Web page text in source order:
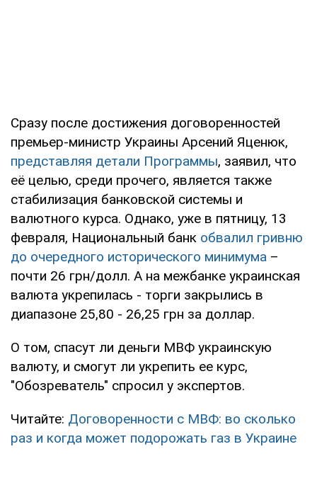
Сразу после достижения договоренностей
премьер-министр Украины Арсений Яценюк,
представляя детали Программы, заявил, что
её целью, среди прочего, является также
стабилизация банковской системы и
валютного курса. Однако, уже в пятницу, 13
февраля, Национальный банк обвалил гривню
до очередного исторического минимума –
почти 26 грн/долл. А на межбанке украинская
валюта укрепилась - торги закрылись в
диапазоне 25,80 - 26,25 грн за доллар.
О том, спасут ли деньги МВФ украинскую
валюту, и смогут ли укрепить ее курс,
"Обозреватель" спросил у экспертов.
Читайте: Договоренности с МВФ: во сколько
раз и когда может подорожать газ в Украине